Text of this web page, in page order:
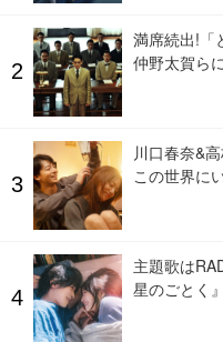
満席続出!「
仲野太賀ら
川口春奈&
この世界に
主題歌は
星のごとく